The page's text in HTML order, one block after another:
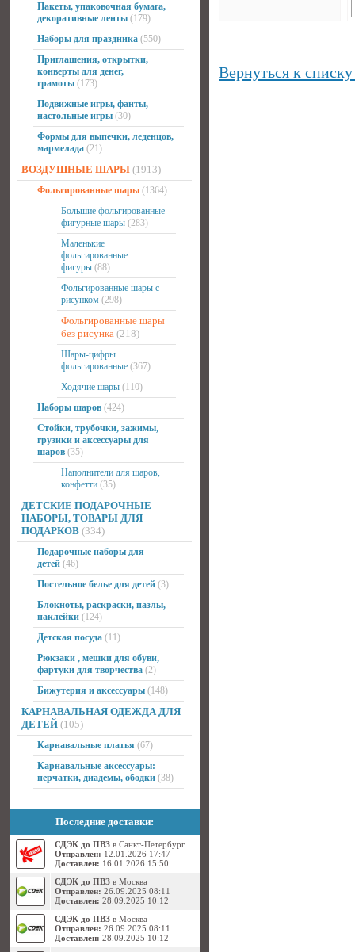
Пакеты, упаковочная бумага,
декоративные ленты (179)
Наборы для праздника (550)
Приглашения, открытки,
конверты для денег,
грамоты (173)
Подвижные игры, фанты,
настольные игры (30)
Формы для выпечки, леденцов,
мармелада (21)
ВОЗДУШНЫЕ ШАРЫ (1913)
Фольгированные шары (1364)
Большие фольгированные
фигурные шары (283)
Маленькие
фольгированные
фигуры (88)
Фольгированные шары с
рисунком (298)
Фольгированные шары
без рисунка (218)
Шары-цифры
фольгированные (367)
Ходячие шары (110)
Наборы шаров (424)
Стойки, трубочки, зажимы,
грузики и аксессуары для
шаров (35)
Наполнители для шаров,
конфетти (35)
ДЕТСКИЕ ПОДАРОЧНЫЕ
НАБОРЫ, ТОВАРЫ ДЛЯ
ПОДАРКОВ (334)
Подарочные наборы для
детей (46)
Постельное белье для детей (3)
Блокноты, раскраски, пазлы,
наклейки (124)
Детская посуда (11)
Рюкзаки , мешки для обуви,
фартуки для творчества (2)
Бижутерия и аксессуары (148)
КАРНАВАЛЬНАЯ ОДЕЖДА ДЛЯ
ДЕТЕЙ (105)
Карнавальные платья (67)
Карнавальные аксессуары:
перчатки, диадемы, ободки (38)
Последние доставки:
СДЭК до ПВЗ в Санкт-Петербург
Отправлен: 12.01.2026 17:47
Доставлен: 16.01.2026 15:50
СДЭК до ПВЗ в Москва
Отправлен: 26.09.2025 08:11
Доставлен: 28.09.2025 10:12
СДЭК до ПВЗ в Москва
Отправлен: 26.09.2025 08:11
Доставлен: 28.09.2025 10:12
Вернуться к списку